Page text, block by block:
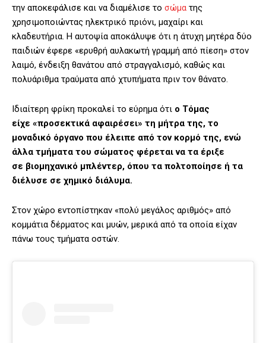
την αποκεφάλισε και να διαμέλισε το σώμα της
χρησιμοποιώντας ηλεκτρικό πριόνι, μαχαίρι και
κλαδευτήρια. Η αυτοψία αποκάλυψε ότι η άτυχη μητέρα δύο
παιδιών έφερε «ερυθρή αυλακωτή γραμμή από πίεση» στον
λαιμό, ένδειξη θανάτου από στραγγαλισμό, καθώς και
πολυάριθμα τραύματα από χτυπήματα πριν τον θάνατο.
Ιδιαίτερη φρίκη προκαλεί το εύρημα ότι ο Τόμας
είχε «προσεκτικά αφαιρέσει» τη μήτρα της, το
μοναδικό όργανο που έλειπε από τον κορμό της, ενώ
άλλα τμήματα του σώματος φέρεται να τα έριξε
σε βιομηχανικό μπλέντερ, όπου τα πολτοποίησε ή τα
διέλυσε σε χημικό διάλυμα.
Στον χώρο εντοπίστηκαν «πολύ μεγάλος αριθμός» από
κομμάτια δέρματος και μυών, μερικά από τα οποία είχαν
πάνω τους τμήματα οστών.